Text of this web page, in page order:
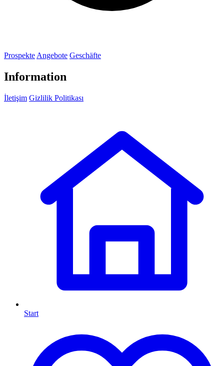
Prospekte Angebote Geschäfte
Information
İletişim Gizlilik Politikası
Start